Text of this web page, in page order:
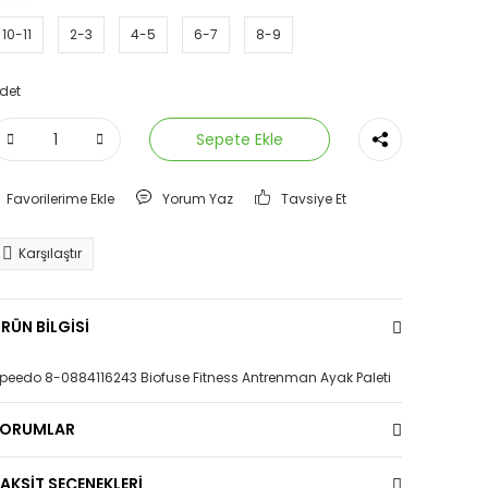
10-11 2-3 4-5 6-7 8-9
Sepete Ekle
Yorum Yaz Tavsiye Et
Karşılaştır
BİLGİSİ
8-0884116243 Biofuse Fitness Antrenman Ayak Paleti
SEÇENEKLERİ